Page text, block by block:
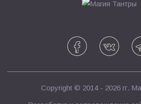
Copyright © 2014 - 2026 гг.